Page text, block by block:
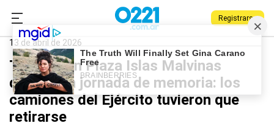
Registrarse
0221.com.ar
Plaza Islas Malvinas
13 de abril de 2026
Tensión en Plaza Islas Malvinas
durante la jornada de memoria: los
camiones del Ejército tuvieron que
retirarse